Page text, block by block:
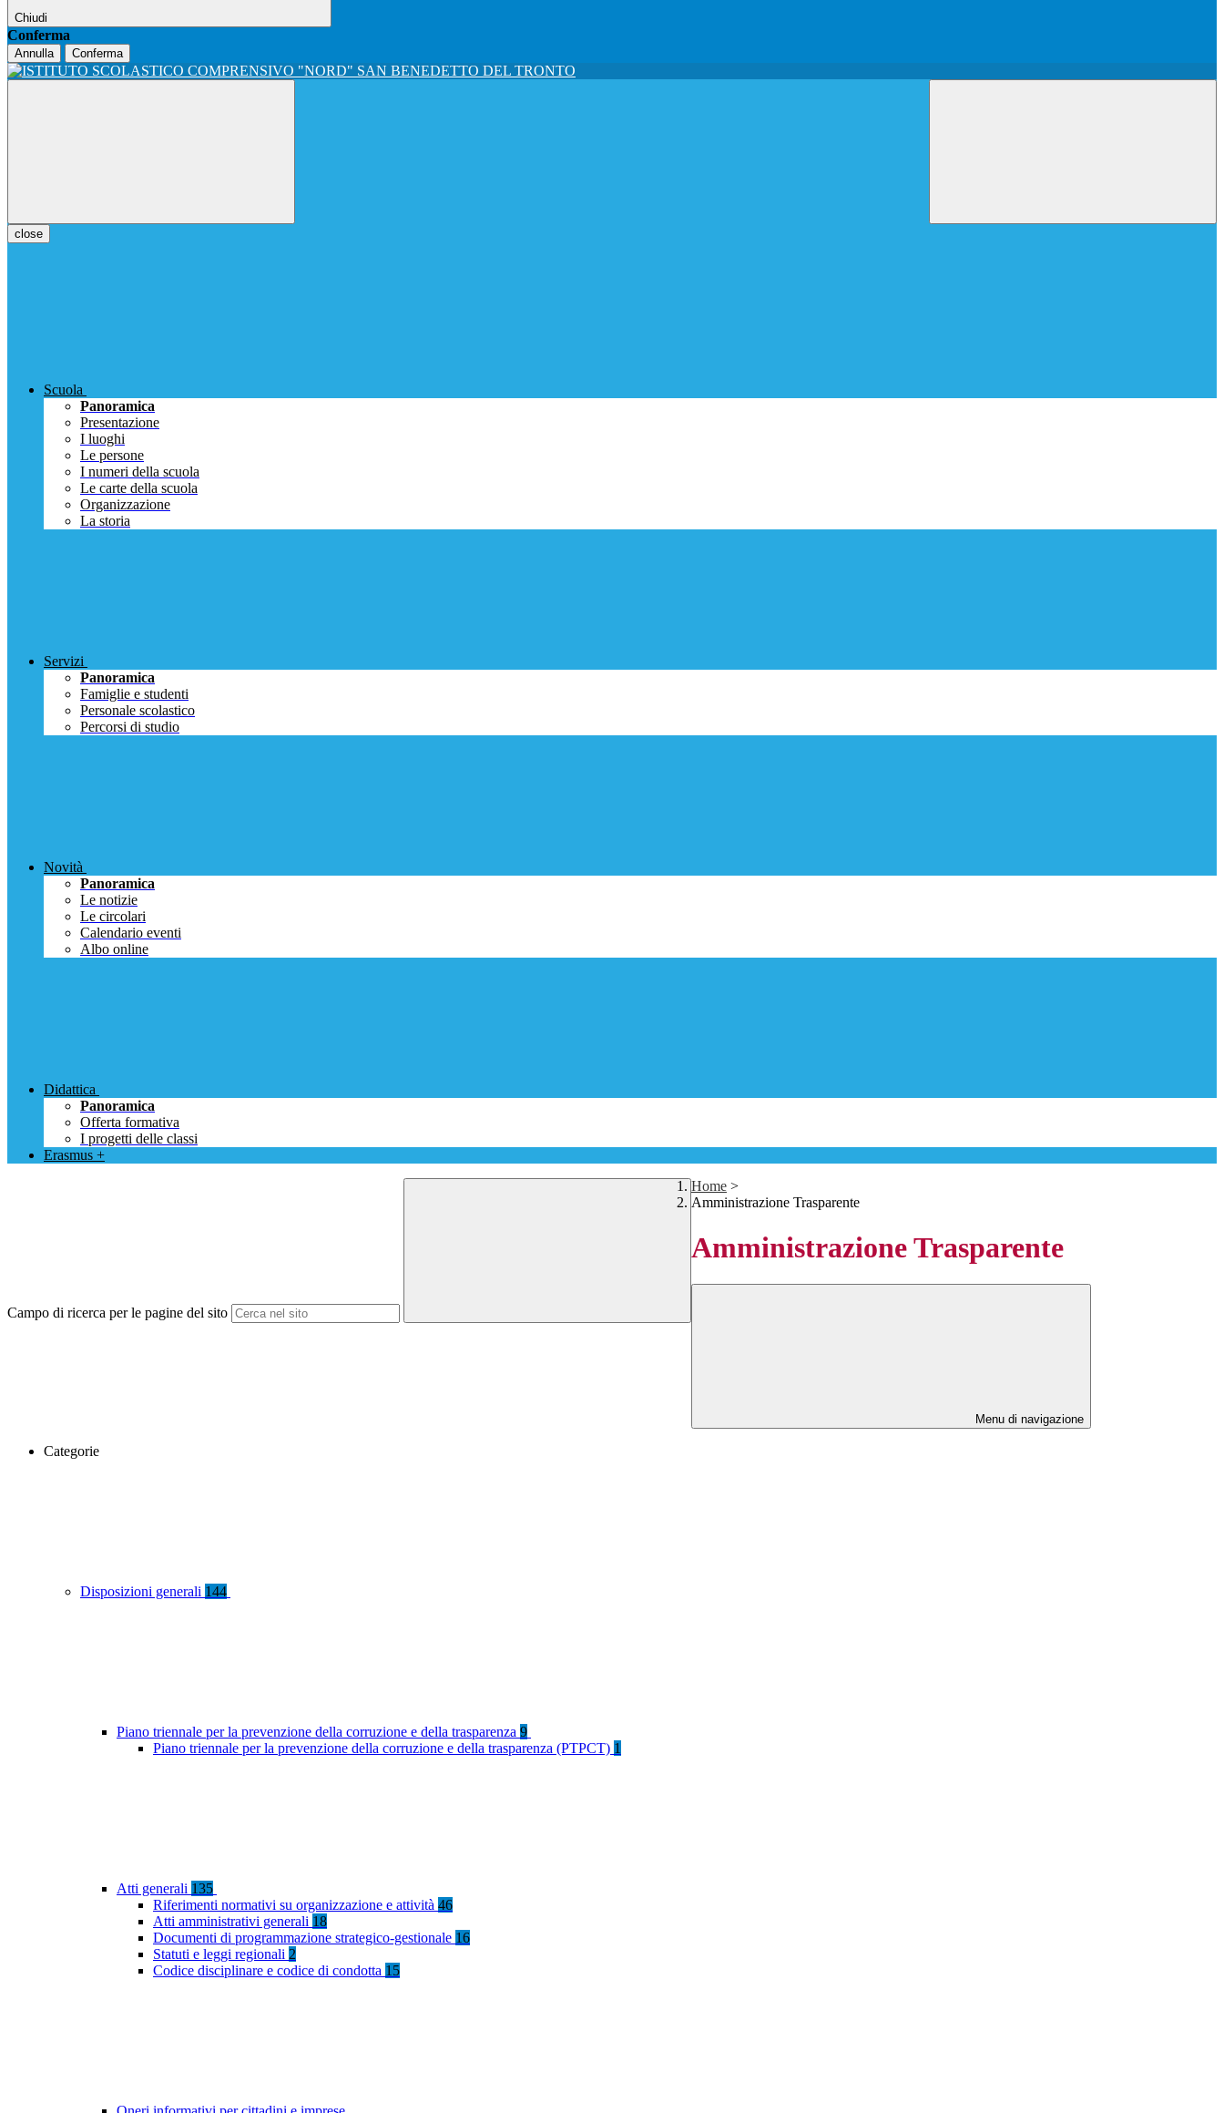
Chiudi
Conferma
Annulla Conferma
close
Scuola
Panoramica
Presentazione
I luoghi
Le persone
I numeri della scuola
Le carte della scuola
Organizzazione
La storia
Servizi
Panoramica
Famiglie e studenti
Personale scolastico
Percorsi di studio
Novità
Panoramica
Le notizie
Le circolari
Calendario eventi
Albo online
Didattica
Panoramica
Offerta formativa
I progetti delle classi
Erasmus +
Campo di ricerca per le pagine del sito
Home >
Amministrazione Trasparente
Amministrazione Trasparente
Menu di navigazione
Categorie
Disposizioni generali 144
Piano triennale per la prevenzione della corruzione e della trasparenza 9
Piano triennale per la prevenzione della corruzione e della trasparenza (PTPCT) 1
Atti generali 135
Riferimenti normativi su organizzazione e attività 46
Atti amministrativi generali 18
Documenti di programmazione strategico-gestionale 16
Statuti e leggi regionali 2
Codice disciplinare e codice di condotta 15